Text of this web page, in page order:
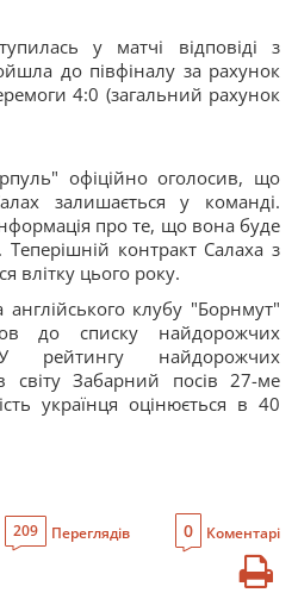
у матчі відповіді з
до півфіналу за рахунок
4:0 (загальний рахунок
офіційно оголосив, що
залишається у команді.
про те, що вона буде
контракт Салаха з
влітку цього року.
англійського клубу "Борнмут"
до списку найдорожчих
рейтингу найдорожчих
світу Забарний посів 27-ме
українця оцінюється в 40
209 Переглядів 0 Коментарі